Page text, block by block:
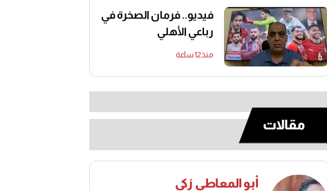
فيديو.. فرمان الصخرة في
رباعي الأهلي
منذ12 ساعة
مقالات
أبو المعاطي زكي